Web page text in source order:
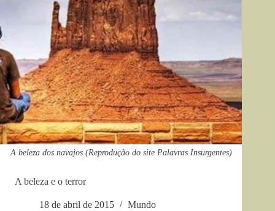
A beleza dos navajos (Reprodução do site Palavras Insurgentes)
A beleza e o terror
18 de abril de 2015 Mundo